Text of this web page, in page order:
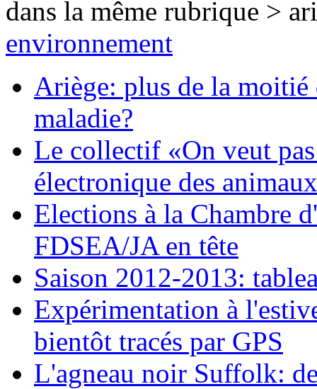
dans la même rubrique >
environnement
Ariège: plus de la moitié
maladie?
Le collectif «On veut
électronique des animaux
Elections à la Chambre
FDSEA/JA en tête
Saison 2012-2013:
Expérimentation à
bientôt tracés par GPS
L'agneau noir Suffolk: